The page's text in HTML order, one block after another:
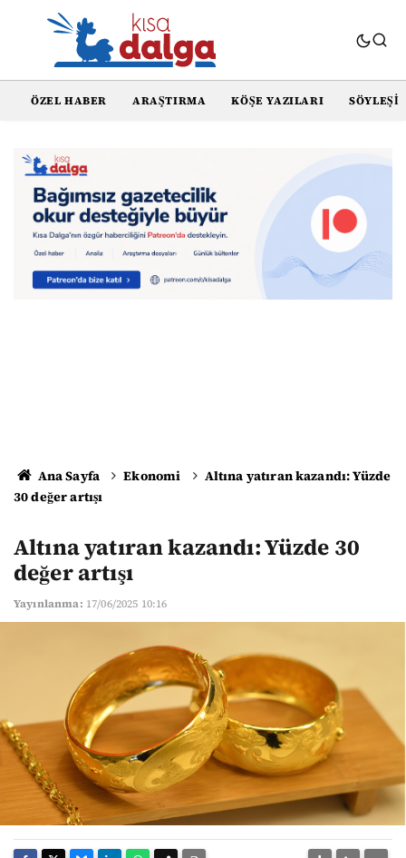
ÖZEL HABER ARAŞTIRMA KÖŞE YAZILARI SÖYLEŞI
Ana Sayfa Ekonomi
Altına yatıran kazandı: Yüzde
30 değer artışı
Altına yatıran kazandı: Yüzde 30
değer artışı
Yayınlanma: 17/06/2025 10:16